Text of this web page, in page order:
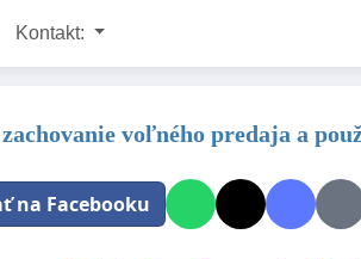
Kontakt:
voľného predaja a
na Facebooku